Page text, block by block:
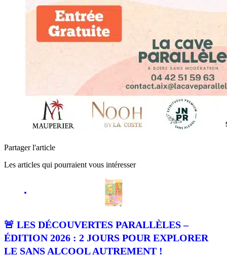
Partager l'article
Les articles qui pourraient vous intéresser
🚨 LES DÉCOUVERTES PARALLÈLES –
ÉDITION 2026 : 2 JOURS POUR EXPLORER
LE SANS ALCOOL AUTREMENT !